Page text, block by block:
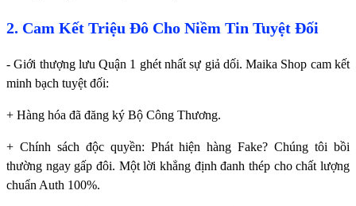
2. Cam Kết Triệu Đô Cho Niềm Tin Tuyệt Đối
- Giới thượng lưu Quận 1 ghét nhất sự giả dối. Maika Shop cam kết
minh bạch tuyệt đối:
+ Hàng hóa đã đăng ký Bộ Công Thương.
+ Chính sách độc quyền: Phát hiện hàng Fake? Chúng tôi bồi
thường ngay gấp đôi. Một lời khẳng định đanh thép cho chất lượng
chuẩn Auth 100%.